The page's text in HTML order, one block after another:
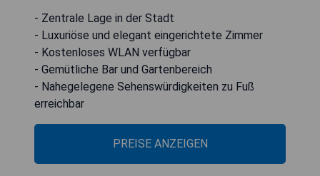
- Zentrale Lage in der Stadt
- Luxuriöse und elegant eingerichtete Zimmer
- Kostenloses WLAN verfügbar
- Gemütliche Bar und Gartenbereich
- Nahegelegene Sehenswürdigkeiten zu Fuß
erreichbar
PREISE ANZEIGEN